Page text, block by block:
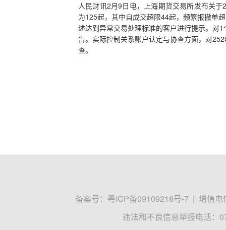
人民财讯2月9日电，上海期货交易所发布关
为125起，其中自成交超限44起，频繁报撤单
述达到异常交易处理标准的客户进行提示。对
告。实际控制关系账户认定与协查方面，对
查。
备案号： 粤ICP备09109218号-7 | 增值电
违法和不良信息举报电话：